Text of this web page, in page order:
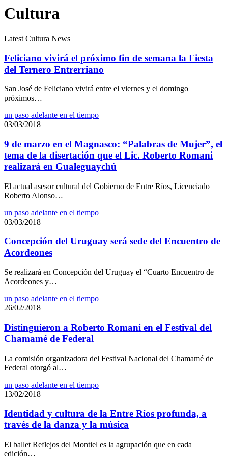
Cultura
Latest Cultura News
Feliciano vivirá el próximo fin de semana la Fiesta
del Ternero Entrerriano
San José de Feliciano vivirá entre el viernes y el domingo
próximos…
un paso adelante en el tiempo
03/03/2018
9 de marzo en el Magnasco: “Palabras de Mujer”, el
tema de la disertación que el Lic. Roberto Romani
realizará en Gualeguaychú
El actual asesor cultural del Gobierno de Entre Ríos, Licenciado
Roberto Alonso…
un paso adelante en el tiempo
03/03/2018
Concepción del Uruguay será sede del Encuentro de
Acordeones
Se realizará en Concepción del Uruguay el “Cuarto Encuentro de
Acordeones y…
un paso adelante en el tiempo
26/02/2018
Distinguieron a Roberto Romani en el Festival del
Chamamé de Federal
La comisión organizadora del Festival Nacional del Chamamé de
Federal otorgó al…
un paso adelante en el tiempo
13/02/2018
Identidad y cultura de la Entre Ríos profunda, a
través de la danza y la música
El ballet Reflejos del Montiel es la agrupación que en cada
edición…